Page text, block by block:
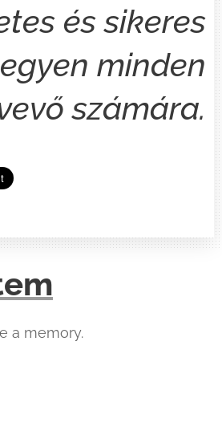
és sikeres
minden
számára.
a memory.